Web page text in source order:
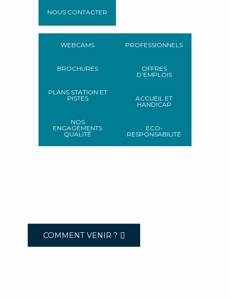
NOUS CONTACTER
WEBCAMS
BROCHURES
PLANS STATION ET
PISTES
NOS
ENGAGEMENTS
QUALITÉ
PROFESSIONNELS
OFFRES
D'EMPLOIS
ACCUEIL ET
HANDICAP
ECO-
RESPONSABILITÉ
COMMENT VENIR ?